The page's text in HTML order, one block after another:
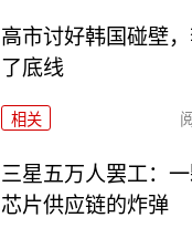
高市讨好韩国碰壁
了底线
相关
三星五万人罢工：
芯片供应链的炸弹